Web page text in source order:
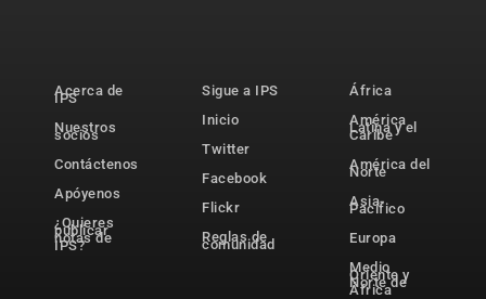
Acerca de
IPS
Nuestros
socios
Contáctenos
Apóyenos
¿Quieres
publicar
notas de
IPS?
Sigue a IPS
Inicio
Twitter
Facebook
Flickr
Reglas de
comunidad
África
América
Latina y el
Caribe
América del
Norte
Asia-
Pacífico
Europa
Medio
Oriente y
Norte de
África